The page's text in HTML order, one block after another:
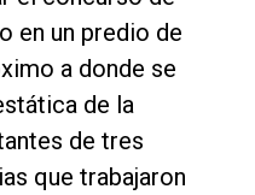
en un predio de
a donde se
de la
de tres
que trabajaron